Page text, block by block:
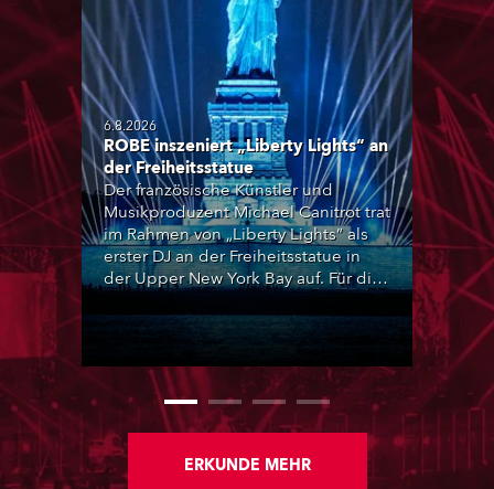
6.8.2026
ROBE inszeniert „Liberty Lights“ an
der Freiheitsstatue
Der französische Künstler und
Musikproduzent Michael Canitrot trat
im Rahmen von „Liberty Lights“ als
erster DJ an der Freiheitsstatue in
der Upper New York Bay auf. Für die
das Team von High Scream unter
MegaPointe und iSpiiderX. Die
Performance knüpfte an Canitrots
„Monumental“-Konzept an und
verband elektronische Musik, Licht,
Laser und Tanz mit einem der
bekanntesten Monumente der Welt.
ERKUNDE MEHR